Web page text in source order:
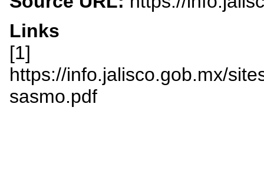
Links
[1]
https://info.jalisco.gob.mx/
sasmo.pdf